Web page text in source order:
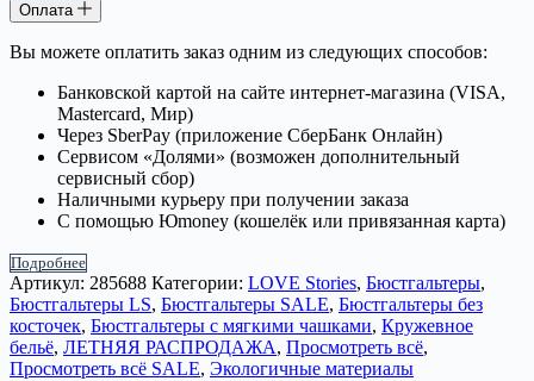
Оплата
Вы можете оплатить заказ одним из следующих способов:
Банковской картой на сайте интернет-магазина (VISA,
Mastercard, Мир)
Через SberPay (приложение СберБанк Онлайн)
Сервисом «Долями» (возможен дополнительный
сервисный сбор)
Наличными курьеру при получении заказа
С помощью Юmoney (кошелёк или привязанная карта)
Подробнее
Артикул: 285688 Категории: LOVE Stories, Бюстгальтеры,
Бюстгальтеры LS, Бюстгальтеры SALE, Бюстгальтеры без
косточек, Бюстгальтеры с мягкими чашками, Кружевное
бельё, ЛЕТНЯЯ РАСПРОДАЖА, Просмотреть всё,
Просмотреть всё SALE, Экологичные материалы